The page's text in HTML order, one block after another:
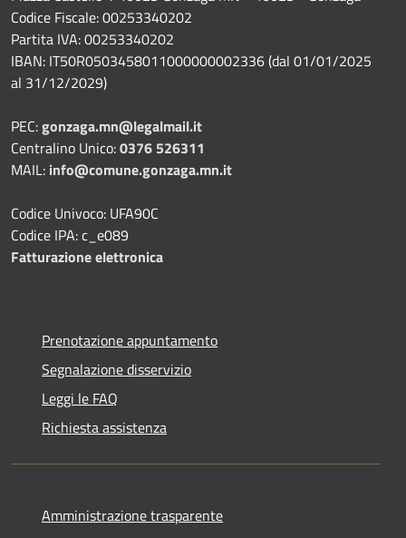
Codice Fiscale: 00253340202
Partita IVA: 00253340202
IBAN: IT50R0503458011000000002336 (dal 01/01/2025
al 31/12/2029)
PEC:gonzaga.mn@legalmail.it
Centralino Unico:0376 526311
MAIL: info@comune.gonzaga.mn.it
Codice Univoco: UFA90C
Codice IPA: c_e089
Fatturazione elettronica
Prenotazione appuntamento
Segnalazione disservizio
Leggi le FAQ
Richiesta assistenza
Amministrazione trasparente